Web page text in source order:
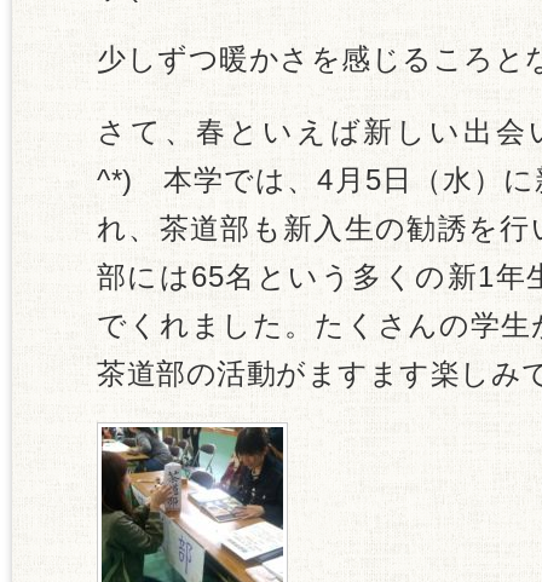
少しずつ暖かさを感じるころと
さて、春といえば新しい出会
^*) 本学では、4月5日（水）に
れ、茶道部も新入生の勧誘を
部には65名という多くの新1年
でくれました。たくさんの学
茶道部の活動がますます楽しみ